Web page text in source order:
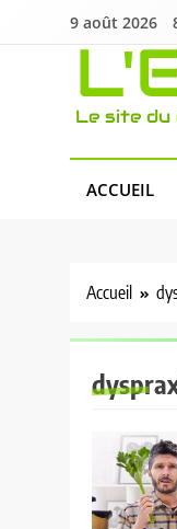
9 août 2026
Le site
ACCUEIL
Accueil